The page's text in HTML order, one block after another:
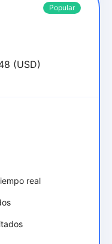
Popular
(USD)
real